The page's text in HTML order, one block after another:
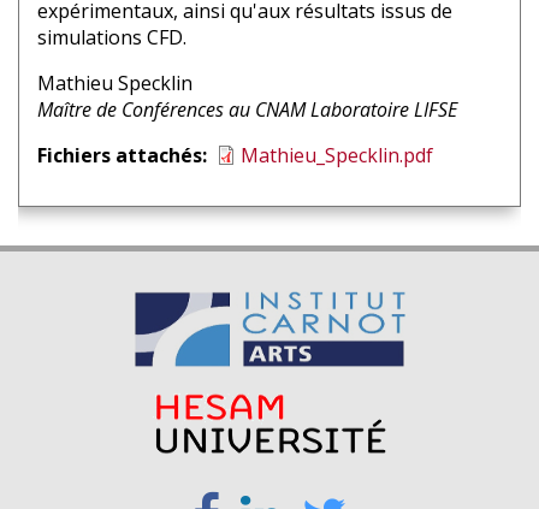
expérimentaux, ainsi qu'aux résultats issus de
simulations CFD.
Nom
intervenant
Mathieu Specklin
Affiliation
1
Maître de Conférences au CNAM Laboratoire LIFSE
Fichiers attachés
Mathieu_Specklin.pdf